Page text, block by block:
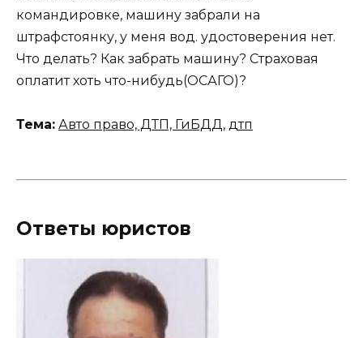
командировке, машину забрали на
штрафстоянку, у меня вод. удостоверения нет.
Что делать? Как забрать машину? Страховая
оплатит хоть что-нибудь(ОСАГО)?
Тема: Авто право, ДТП, ГиБДД, дтп
Ответы юристов